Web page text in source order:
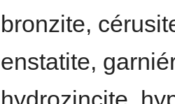
bronzite,
enstatite,